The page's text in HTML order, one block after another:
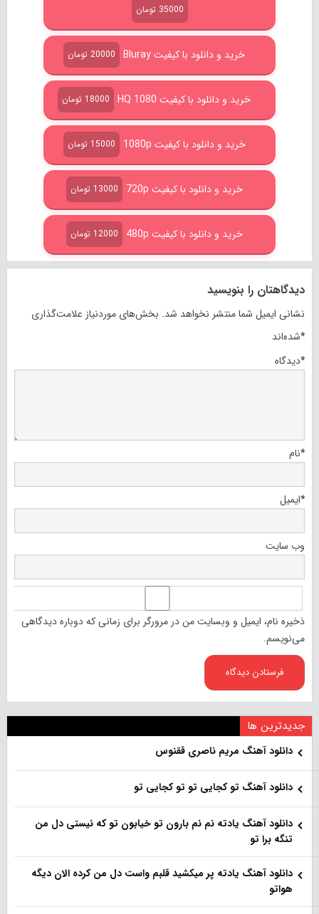
35000 تومان
خرید و دانلود با کیفیت Bluray 20000 تومان
خرید و دانلود با کیفیت HQ 1080 18000 تومان
خرید و دانلود با کیفیت 1080p 15000 تومان
خرید و دانلود با کیفیت 720p 13000 تومان
خرید و دانلود با کیفیت 480p 12000 تومان
دیدگاهتان را بنویسید
نشانی ایمیل شما منتشر نخواهد شد. بخش‌های موردنیاز علامت‌گذاری
شده‌اند*
دیدگاه*
نام*
ایمیل*
وب‌ سایت
ذخیره نام، ایمیل و وبسایت من در مرورگر برای زمانی که دوباره دیدگاهی
می‌نویسم.
جدیدترین ها
دانلود آهنگ مریم ناصری ققنوس
دانلود آهنگ تو کجایی تو تو کجایی تو
دانلود آهنگ یادته نم نم بارون تو خیابون تو که نیستی دل من
تنگه برا تو
دانلود آهنگ یادته پر میکشید قلبم واست دل من کرده الان دیگه
هواتو